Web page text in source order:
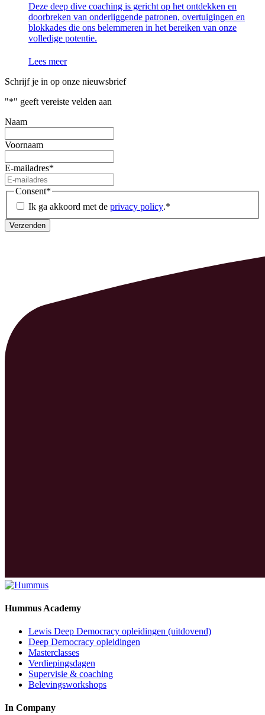
Deze deep dive coaching is gericht op het ontdekken en
doorbreken van onderliggende patronen, overtuigingen en
blokkades die ons belemmeren in het bereiken van onze
volledige potentie.
Lees meer
Schrijf je in op onze nieuwsbrief
"*" geeft vereiste velden aan
Naam
Voornaam
E-mailadres*
Consent*
Ik ga akkoord met de privacy policy.*
Verzenden
Hummus Academy
Lewis Deep Democracy opleidingen (uitdovend)
Deep Democracy opleidingen
Masterclasses
Verdiepingsdagen
Supervisie & coaching
Belevingsworkshops
In Company